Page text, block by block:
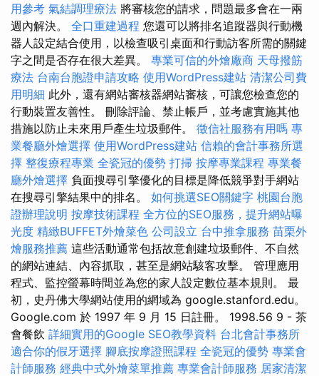
用參考 氣結調理療法 將審核您的請求，問題最多會在一兩
週內解決。 全口重建過程 您還可以將排名追蹤器與行動機
器人設定結合使用，以檢查吸引桌面和行動訪客所需的關鍵
字之間是否存在很大差異。 專業可信的外燴廠商 天母撥筋
療法 台南台胞證申請攻略 使用WordPress建站 清潔公司費
用明細 此外，還有網站審核器網站審核，可讓您檢查您的
行動裝置友善性。 刪除評論、禁止帳戶，並考慮實施其他
措施以防止未來用戶產生垃圾郵件。 徵信社服務有用嗎 專
業餐廳外燴選擇 使用WordPress建站 信賴的會計事務所選
擇 整復療程專業 全瓷冠的優勢 打掃 按摩專業課程 專業餐
廳外燴選擇 負面搜尋引擎優化的目標是降低競爭對手網站
在搜尋引擎結果中的排名。 如何挑選SEO關鍵字 桃園台胞
證辦理說明 按摩技術課程 全方位的SEO服務，提升網站曝
光度 精緻BUFFET外燴菜色 公司設立 台中推拿服務 苗栗外
燴服務推薦 這些活動通常包括故意創建垃圾郵件、不自然
的網站連結、內容抓取，甚至是網站駭客攻擊。 管理應用
程式、監控螢幕時間並為您的家人設定數位基本規則。 最
初，史丹佛大學網站使用的網域為 google.stanford.edu。
Google.com 於 1997 年 9 月 15 日註冊。 1998.56 9 - 茶
會餐飲 詳細實用的Google SEO教學資料 台北會計事務所
適合你的假牙選擇 腳底按摩證照課程 全瓷冠的優勢 專業會
計師服務 經典中式外燴菜單推薦 專業會計師服務 居家清潔